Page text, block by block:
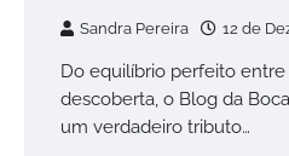
Sandra Pereira 12 de
Do equilíbrio perfeito entre
descoberta, o Blog da
um verdadeiro tributo…